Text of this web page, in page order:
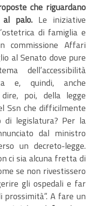
che riguardano
palo.Le iniziative
di famiglia e
commissione Affari
al Senato dove pure
dell’accessibilità
e, quindi, anche
dire, poi, della legge
Ssn che difficilmente
di legislatura? Per la
dal ministro
un decreto-legge.
ci sia alcuna fretta di
se non rivestissero
gli ospedali e far
prossimità”. A fare un